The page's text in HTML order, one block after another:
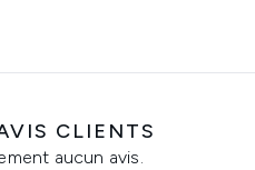
CLIENTS
aucun avis.